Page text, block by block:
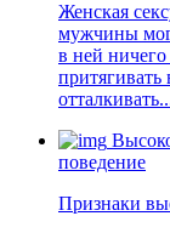
Женская
мужчины
в ней
поведение
Признаки